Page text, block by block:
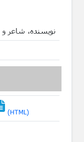
نویسنده، شاعر
(HTML)